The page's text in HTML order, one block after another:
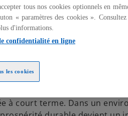
à court terme. Dans un
tous nos cookies optionnels en
« paramètres des cookies ».
d'informations.
confidentialité en ligne
les cookies